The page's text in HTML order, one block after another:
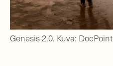
Genesis 2.0. Kuva: DocPoint